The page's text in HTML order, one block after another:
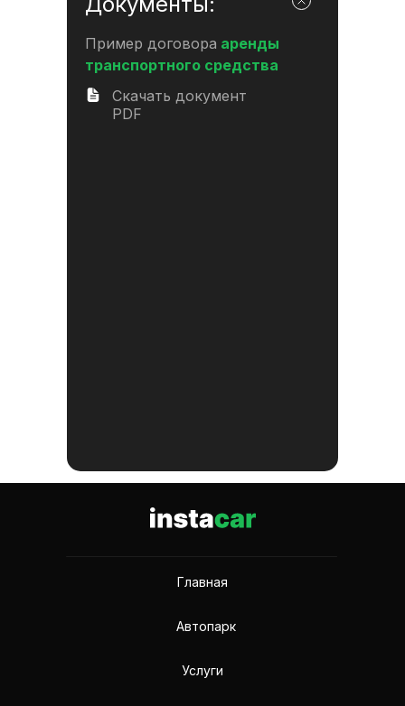
Скачать документ
PDF
Пример договора аренды
транспортного средства
Главная
Автопарк
Услуги